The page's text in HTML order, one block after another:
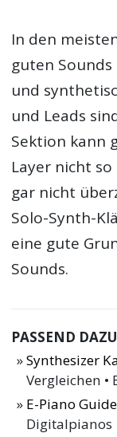
In den
guten
und
und Leads
Sektion kann
Layer nicht
gar nicht
Solo-Synth-
eine gute
Sounds.
PASSEND DAZU
Synthesizer
Vergleichen •
E-Piano Guide
Digitalpianos